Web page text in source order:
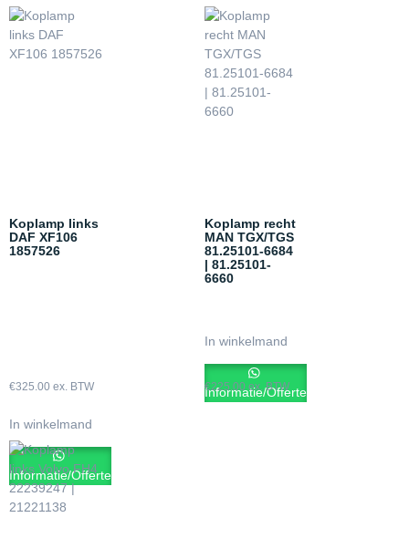
Koplamp links
DAF XF106
1857526
€325.00 ex. BTW
In winkelmand
Informatie/Offerte
Koplamp recht
MAN TGX/TGS
81.25101-6684
| 81.25101-
6660
€225.00 ex. BTW
In winkelmand
Informatie/Offerte